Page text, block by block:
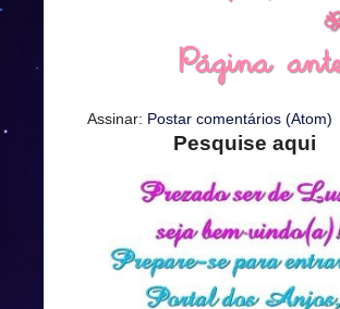
Assinar: Postar comentários (Atom)
Pesquise aqui